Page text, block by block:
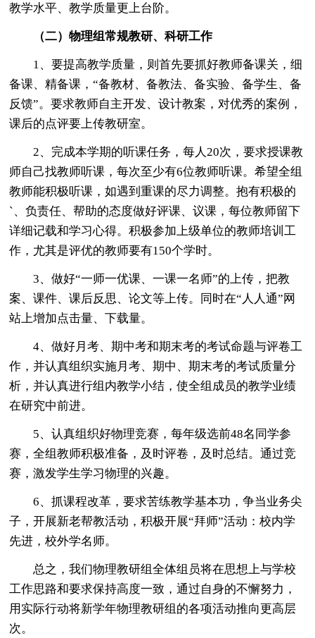
教学水平、教学质量更上台阶。
（二）物理组常规教研、科研工作
1、要提高教学质量，则首先要抓好教师备课关，细
备课、精备课，“备教材、备教法、备实验、备学生、备
反馈”。要求教师自主开发、设计教案，对优秀的案例，
课后的点评要上传教研室。
2、完成本学期的听课任务，每人20次，要求授课教
师自己找教师听课，每次至少有6位教师听课。希望全组
教师能积极听课，如遇到重课的尽力调整。抱有积极的
`、负责任、帮助的态度做好评课、议课，每位教师留下
详细记载和学习心得。积极参加上级单位的教师培训工
作，尤其是评优的教师要有150个学时。
3、做好“一师一优课、一课一名师”的上传，把教
案、课件、课后反思、论文等上传。同时在“人人通”网
站上增加点击量、下载量。
4、做好月考、期中考和期末考的考试命题与评卷工
作，并认真组织实施月考、期中、期末考的考试质量分
析，并认真进行组内教学小结，使全组成员的教学业绩
在研究中前进。
5、认真组织好物理竞赛，每年级选前48名同学参
赛，全组教师积极准备，及时评卷，及时总结。通过竞
赛，激发学生学习物理的兴趣。
6、抓课程改革，要求苦练教学基本功，争当业务尖
子，开展新老帮教活动，积极开展“拜师”活动：校内学
先进，校外学名师。
总之，我们物理教研组全体组员将在思想上与学校
工作思路和要求保持高度一致，通过自身的不懈努力，
用实际行动将新学年物理教研组的各项活动推向更高层
次。